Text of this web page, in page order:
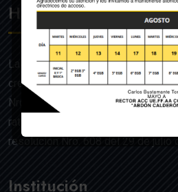
Historia
La UE de FF.AA. Colegio Militar
creado mediante Acuerdo
Nro. 140, dado en Quito el 22 de
ratificado por el Ministerio de
resolución Nro. 608 del 29 de julio
Institución